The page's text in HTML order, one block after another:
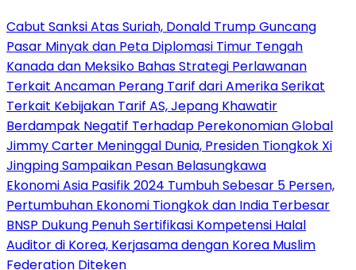
Cabut Sanksi Atas Suriah, Donald Trump Guncang
Pasar Minyak dan Peta Diplomasi Timur Tengah
Kanada dan Meksiko Bahas Strategi Perlawanan
Terkait Ancaman Perang Tarif dari Amerika Serikat
Terkait Kebijakan Tarif AS, Jepang Khawatir
Berdampak Negatif Terhadap Perekonomian Global
Jimmy Carter Meninggal Dunia, Presiden Tiongkok Xi
Jingping Sampaikan Pesan Belasungkawa
Ekonomi Asia Pasifik 2024 Tumbuh Sebesar 5 Persen,
Pertumbuhan Ekonomi Tiongkok dan India Terbesar
BNSP Dukung Penuh Sertifikasi Kompetensi Halal
Auditor di Korea, Kerjasama dengan Korea Muslim
Federation Diteken